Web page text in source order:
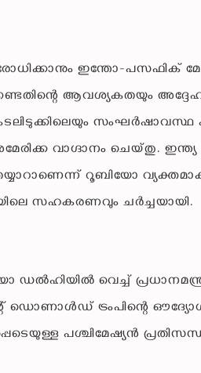
ഇന്തോ-പസഫിക്
ആവശ്യകതയും അദ്ദേഹം
വാഗ്ദാനം ചെയ്തു.
റൂബിയോ വ്യക്തമാക്കി.
സഹകരണവും ചർച്ചയായി.
ഡൽഹിയിൽ വെച്ച്
ഡൊണാൾഡ് ട്രംപിന്റെ
പശ്ചിമേഷ്യൻ